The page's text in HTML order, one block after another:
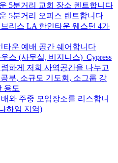
5분거리 교회 장소 렌트합니다
5분거리 오피스 렌트합니다
브리스 LA 한인타운 웨스턴 4가
타운 예배 공간 쉐어합니다
스 (사무실, 비지니스)_Cypress
하게 저희 사역공간을 나누고
부, 소규모 기도회, 소그룹 강
용도
와 주중 모임장소를 리스합니
하임 지역)